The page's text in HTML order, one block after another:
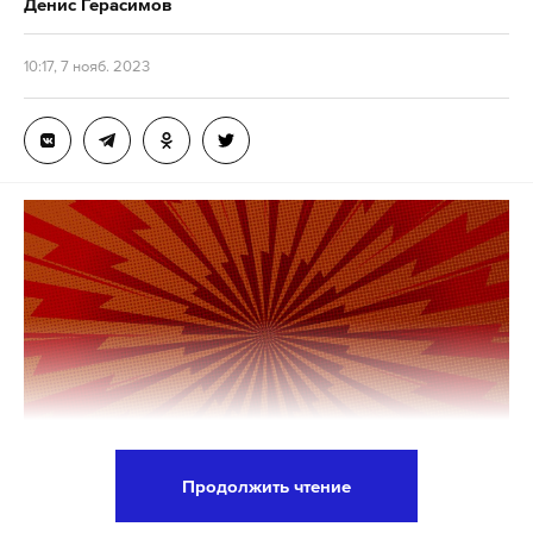
месяца назад, оказался один на оживленной
не нашли.
В январе полицейским удалось спасти трех
медвежат, которых нашли в лесу в Коми вблизи
поселка Якуньель. Лесорубы случайно повредили
медвежью берлогу, когда ночью прокладывали
лежневку. Животных передали в Центр спасения
медвежат-сирот в Тверской области.
«Послышалось тихое
10:17, 7 нояб. 2023
Продолжить чтение